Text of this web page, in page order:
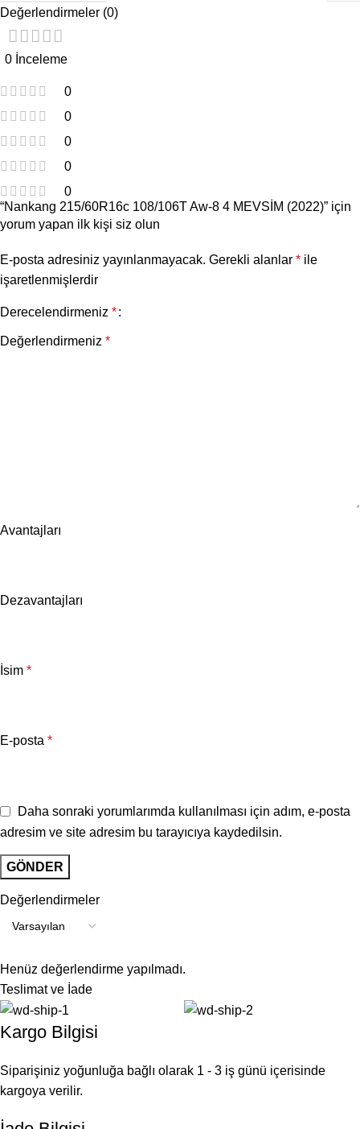
Değerlendirmeler (0)
0 İnceleme
0
0
0
0
0
Değerlendirmeler
Henüz değerlendirme yapılmadı.
“Nankang 215/60R16c 108/106T Aw-8 4 MEVSİM (2022)” için
yorum yapan ilk kişi siz olun
E-posta adresiniz yayınlanmayacak. Gerekli alanlar * ile
işaretlenmişlerdir
Derecelendirmeniz *
Değerlendirmeniz *
Avantajları
Dezavantajları
İsim *
E-posta *
Daha sonraki yorumlarımda kullanılması için adım, e-posta
adresim ve site adresim bu tarayıcıya kaydedilsin.
Teslimat ve İade
Kargo Bilgisi
Siparişiniz yoğunluğa bağlı olarak 1 - 3 iş günü içerisinde
kargoya verilir.